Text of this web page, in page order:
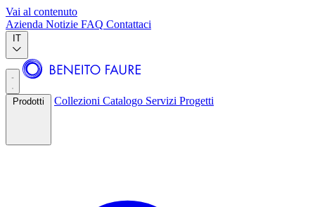
Vai al contenuto
Azienda Notizie FAQ Contattaci
IT
Prodotti Collezioni Catalogo Servizi Progetti